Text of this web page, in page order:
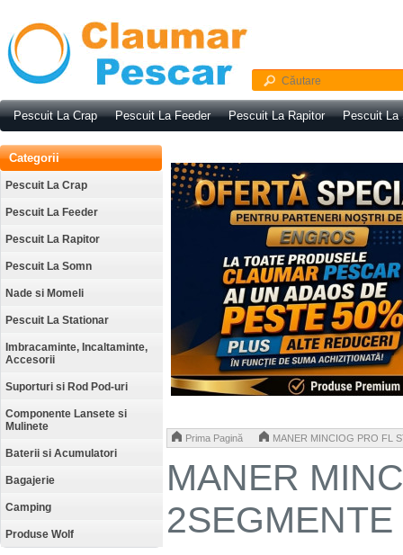
Pescuit La Crap Pescuit La Feeder Pescuit La Rapitor Pescuit La
Categorii
Pescuit La Crap
Pescuit La Feeder
Pescuit La Rapitor
Pescuit La Somn
Nade si Momeli
Pescuit La Stationar
Imbracaminte, Incaltaminte,
Accesorii
Suporturi si Rod Pod-uri
Componente Lansete si
Mulinete
Baterii si Acumulatori
Bagajerie
Camping
Produse Wolf
Prima Pagină MANER MINCIOG PRO FL
MANER